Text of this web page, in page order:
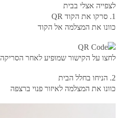
לצפייה אצלי בבית
1. סרקו את הקוד QR
כוונו את המצלמה אל הקוד
לחצו על הקישור שמופיע לאחר הסריקה
2. הניחו בחלל הבית
כוונו את המצלמה לאיזור פנוי ברצפה